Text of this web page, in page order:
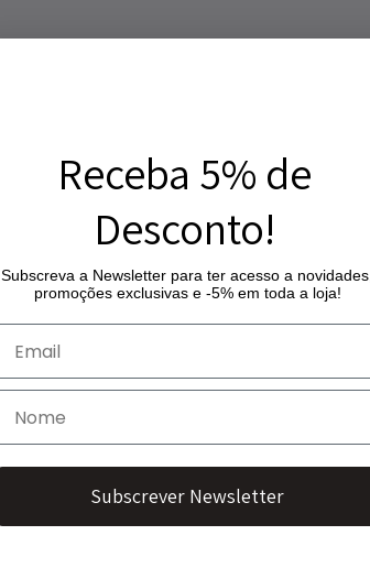
Receba 5% de
Desconto!
Subscreva a Newsletter para ter acesso a novidades,
promoções exclusivas e -5% em toda a loja!
Subscrever Newsletter